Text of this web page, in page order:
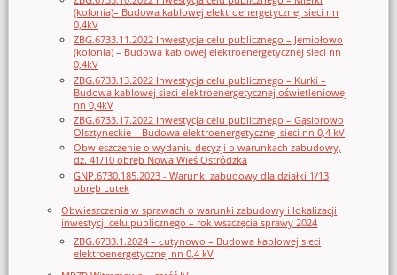
(kolonia)– Budowa kablowej elektroenergetycznej sieci nn
0,4kV
ZBG.6733.11.2022 Inwestycja celu publicznego – Jemiołowo
(kolonia) – Budowa kablowej elektroenergetycznej sieci nn
0,4kV
ZBG.6733.13.2022 Inwestycja celu publicznego – Kurki –
Budowa kablowej sieci elektroenergetycznej oświetleniowej
nn 0,4kV
ZBG.6733.17.2022 Inwestycja celu publicznego – Gąsiorowo
Olsztyneckie – Budowa elektroenergetycznej sieci nn 0,4 kV
Obwieszczenie o wydaniu decyzji o warunkach zabudowy,
dz. 41/10 obręb Nowa Wieś Ostródzka
GNP.6730.185.2023 - Warunki zabudowy dla działki 1/13
obręb Lutek
Obwieszczenia w sprawach o warunki zabudowy i lokalizacji
inwestycji celu publicznego – rok wszczęcia sprawy 2024
ZBG.6733.1.2024 – Łutynowo – Budowa kablowej sieci
elektroenergetycznej nn 0,4 kV